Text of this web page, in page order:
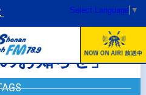
Select Language ▼
お知らせ」